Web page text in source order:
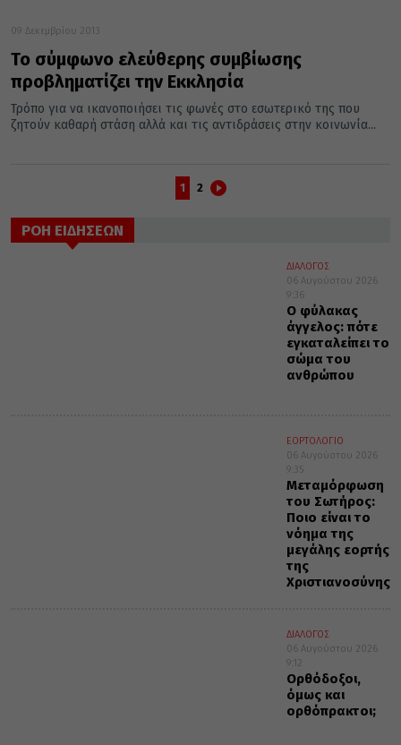
09 Δεκεμβρίου 2013
Το σύμφωνο ελεύθερης συμβίωσης
προβληματίζει την Εκκλησία
Τρόπο για να ικανοποιήσει τις φωνές στο εσωτερικό της που
ζητούν καθαρή στάση αλλά και τις αντιδράσεις στην κοινωνία...
1 2
ΡΟΗ ΕΙΔΗΣΕΩΝ
ΔΙΑΛΟΓΟΣ
06 Αυγούστου 2026
9:36
Ο φύλακας
άγγελος: πότε
εγκαταλείπει το
σώμα του
ανθρώπου
ΕΟΡΤΟΛΟΓΙΟ
06 Αυγούστου 2026
9:35
Μεταμόρφωση
του Σωτήρος:
Ποιο είναι το
νόημα της
μεγάλης εορτής
της
Χριστιανοσύνης
ΔΙΑΛΟΓΟΣ
06 Αυγούστου 2026
9:12
Ορθόδοξοι,
όμως και
ορθόπρακτοι;